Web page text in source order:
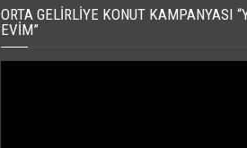
ORTA GELIRLIYE KONUT KAMPANYASI
EVIM”